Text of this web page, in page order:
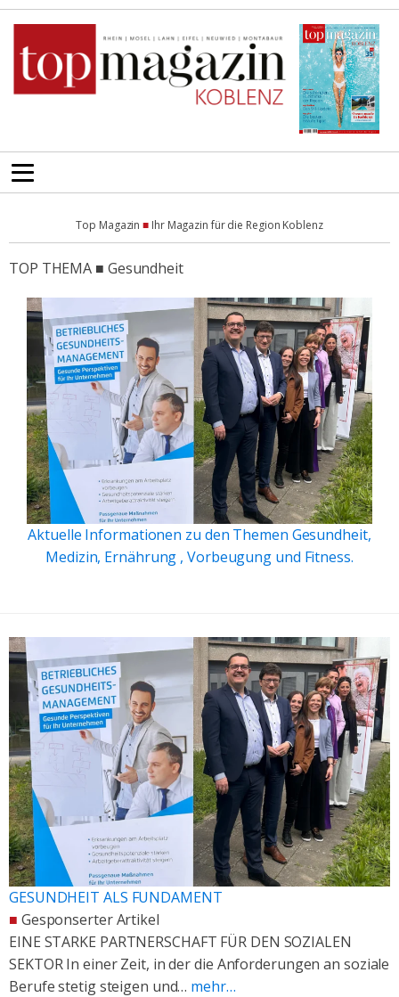
Top Magazin■ Ihr Magazin für die Region Koblenz
TOP THEMA ■ Gesundheit
Aktuelle Informationen zu den Themen Gesundheit,
Medizin, Ernährung , Vorbeugung und Fitness.
GESUNDHEIT ALS FUNDAMENT
■ Gesponserter Artikel
EINE STARKE PARTNERSCHAFT FÜR DEN SOZIALEN
SEKTOR In einer Zeit, in der die Anforderungen an soziale
Berufe stetig steigen und… mehr…